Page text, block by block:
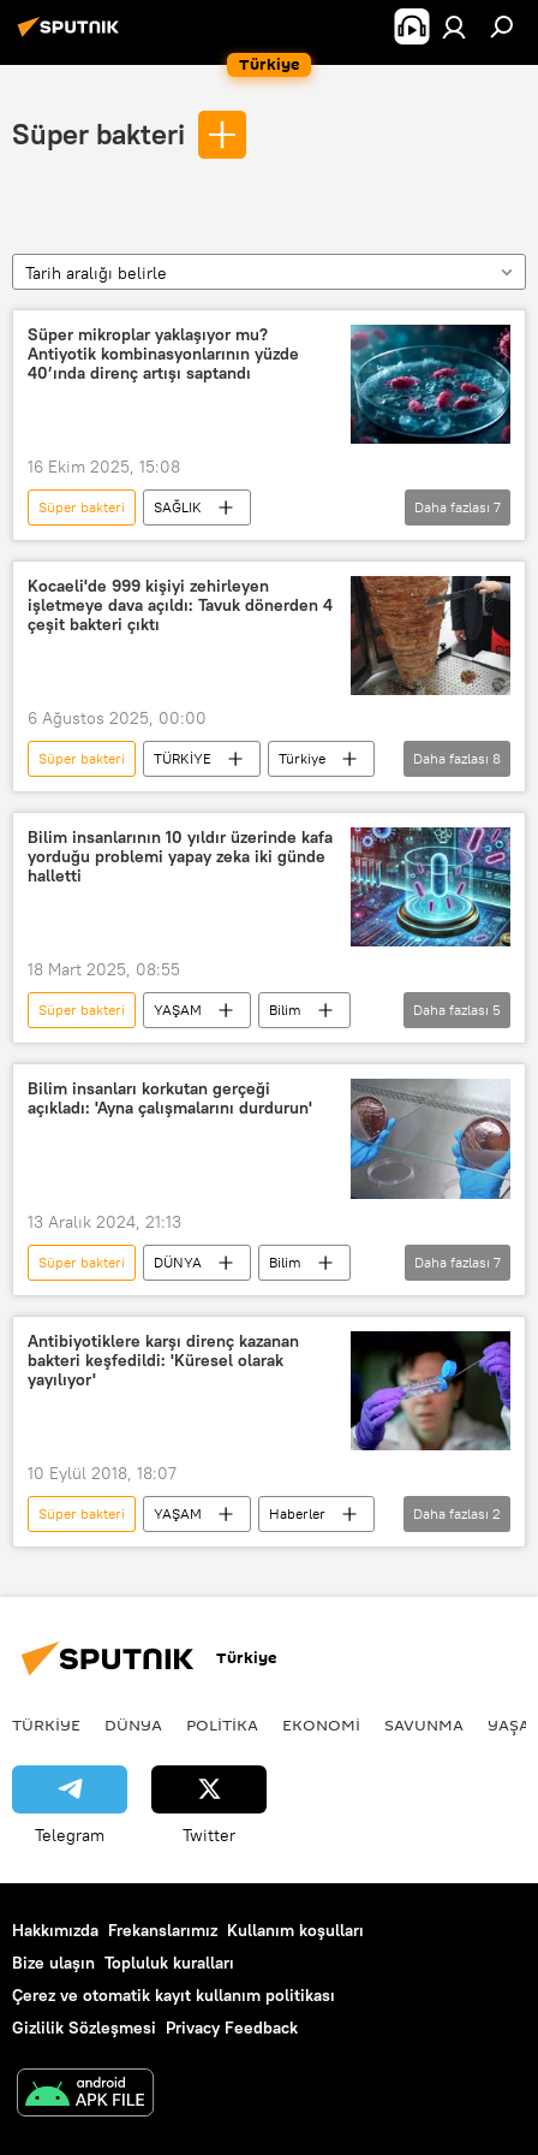
Türkiye
Süper bakteri
Tarih aralığı belirle
Süper mikroplar yaklaşıyor mu?
Antiyotik kombinasyonlarının yüzde
40’ında direnç artışı saptandı
16 Ekim 2025, 15:08
Süper bakteri
SAĞLIK
Süper Mikroplar
Antibiyotiklere dirençli bakteri
Antibiyotik
Daha fazlası 7
Kocaeli'de 999 kişiyi zehirleyen
işletmeye dava açıldı: Tavuk dönerden 4
çeşit bakteri çıktı
6 Ağustos 2025, 00:00
Süper bakteri TÜRKİYE
Türkiye
Kocaeli
Kocaeli Valiliği
Kocaeli Cumhuriyet Başsavcılığı
Kocaeli İl Emniyet Müdürlüğü
Döner
Daha fazlası 8
Bilim insanlarının 10 yıldır üzerinde kafa
yorduğu problemi yapay zeka iki günde
halletti
18 Mart 2025, 08:55
Süper bakteri YAŞAM
Bilim
Teknoloji
Yapay zeka
Imperial College London
Google
Bilim insanları
Daha fazlası 5
Bilim insanları korkutan gerçeği
açıkladı: 'Ayna çalışmalarını durdurun'
13 Aralık 2024, 21:13
Süper bakteri DÜNYA
Bilim
Bilim insanları
Bakteri
bakteriyel enfeksiyon
Laboratuvar
Biyolojik laboratuvar
bilim kurulu
Daha fazlası 7
Antibiyotiklere karşı direnç kazanan
bakteri keşfedildi: 'Küresel olarak
yayılıyor'
10 Eylül 2018, 18:07
Süper bakteri YAŞAM
Haberler
Avustralya
Antibiyotik
Daha fazlası 2
Türkiye
TÜRKIYE DÜNYA POLİTİKA EKONOMİ SAVUNMA
Telegram Twitter
Hakkımızda Frekanslarımız Kullanım koşulları
Bize ulaşın Topluluk kuralları
Çerez ve otomatik kayıt kullanım politikası
Gizlilik Sözleşmesi Privacy Feedback